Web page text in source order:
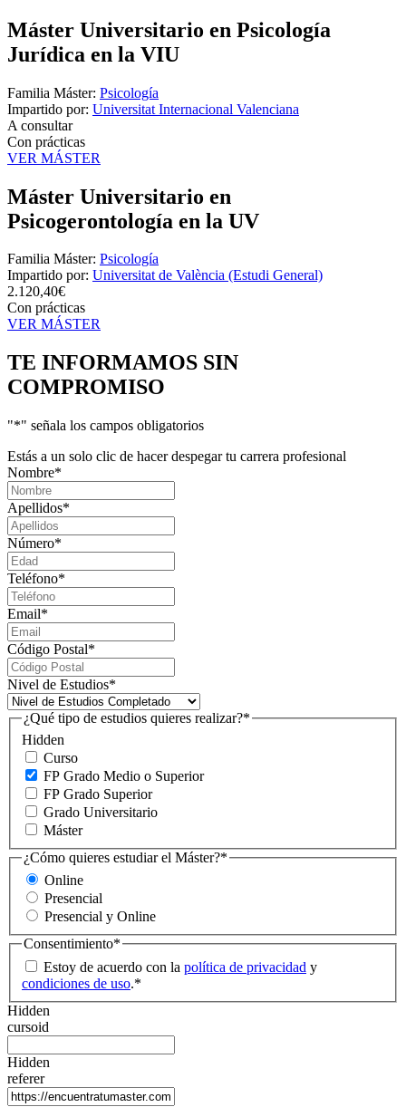
Máster Universitario en Psicología
Jurídica en la VIU
Familia Máster: Psicología
Impartido por: Universitat Internacional Valenciana
A consultar
Con prácticas
VER MÁSTER
Máster Universitario en
Psicogerontología en la UV
Familia Máster: Psicología
Impartido por: Universitat de València (Estudi General)
2.120,40€
Con prácticas
VER MÁSTER
TE INFORMAMOS SIN
COMPROMISO
"*" señala los campos obligatorios
Estás a un solo clic de hacer despegar tu carrera profesional
Nombre*
Apellidos*
Número*
Teléfono*
Email*
Código Postal*
Nivel de Estudios*
Hidden
¿Qué tipo de estudios quieres realizar?*
Curso
FP Grado Medio o Superior
FP Grado Superior
Grado Universitario
Máster
¿Cómo quieres estudiar el Máster?*
Online
Presencial
Presencial y Online
Consentimiento*
Estoy de acuerdo con la política de privacidad y
condiciones de uso.*
Hidden
cursoid
Hidden
referer